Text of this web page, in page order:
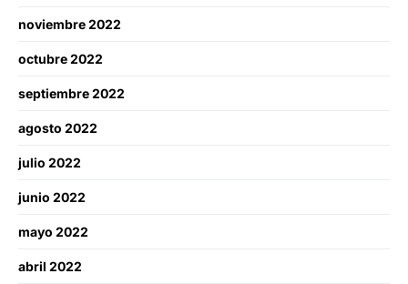
noviembre 2022
octubre 2022
septiembre 2022
agosto 2022
julio 2022
junio 2022
mayo 2022
abril 2022